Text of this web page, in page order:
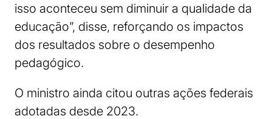
isso aconteceu sem diminuir a qualidade da
educação”, disse, reforçando os impactos
dos resultados sobre o desempenho
pedagógico.
O ministro ainda citou outras ações federais
adotadas desde 2023.